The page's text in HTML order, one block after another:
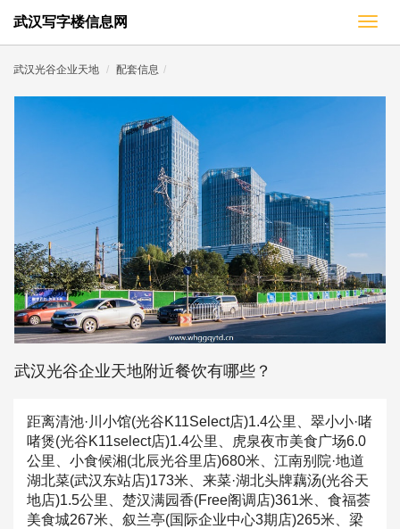
切
换
武汉写字楼信息网
武汉光谷企业天地 配套信息
武汉光谷企业天地附近餐饮有哪些？
距离清池·川小馆(光谷K11Select店)1.4公里、翠小小·啫
啫煲(光谷K11select店)1.4公里、虎泉夜市美食广场6.0
公里、小食候湘(北辰光谷里店)680米、江南别院·地道
湖北菜(武汉东站店)173米、来菜·湖北头牌藕汤(光谷天
地店)1.5公里、楚汉满园香(Free阁调店)361米、食福荟
美食城267米、叙兰亭(国际企业中心3期店)265米、梁